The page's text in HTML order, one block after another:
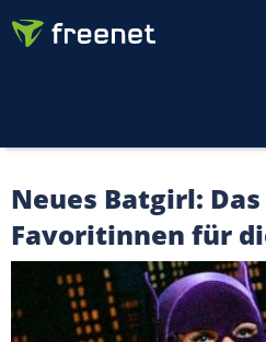
Neues Batgirl:
Favoritinnen für